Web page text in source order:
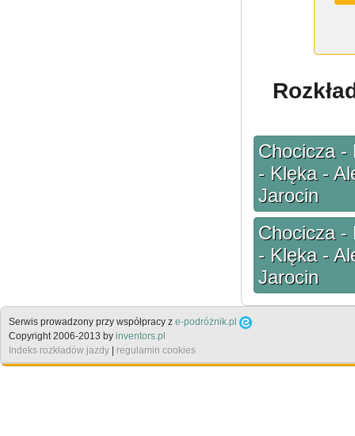
Chocicza -
- Klęka -
Jarocin
Chocicza -
- Klęka -
Jarocin
Serwis prowadzony przy współpracy z e-podróżnik.pl
Copyright 2006-2013 by inventors.pl
Indeks rozkładów jazdy
regulamin cookies